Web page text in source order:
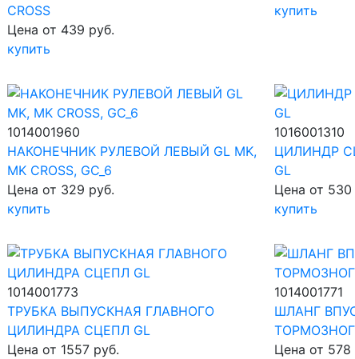
CROSS
Цена от 439 руб.
купить
купить
1014001960
НАКОНЕЧНИК РУЛЕВОЙ ЛЕВЫЙ GL MK,
MK CROSS, GC_6
Цена от 329 руб.
купить
1016001310
ЦИЛИНДР
GL
Цена от 530
купить
1014001773
ТРУБКА ВЫПУСКНАЯ ГЛАВНОГО
ЦИЛИНДРА СЦЕПЛ GL
Цена от 1557 руб.
1014001771
ШЛАНГ
Цена от 578